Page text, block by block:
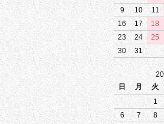
9
10 11
16
17 18
23
24 25
30
31
日
月 火
1
6
7 8